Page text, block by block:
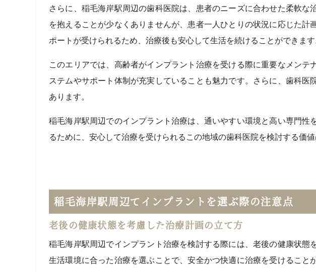
さらに、稲毛海岸駅周辺の歯科医院は、患者のニーズに合わせた柔軟
を抱えることが少なくありませんが、患者一人ひとりの状況に応じた
ポートが受けられるため、治療後も安心して生活を続けることができます
このエリアでは、高齢者がインプラント治療を受ける際に重要なメン
ステムやサポート体制が充実していることも魅力です。さらに、歯科
あります。
稲毛海岸駅周辺でのインプラント治療は、通いやすい環境と高い専門
るために、安心して治療を受けられるこの地域の歯科医院を検討する価値
稲毛海岸駅周辺でインプラントを選ぶ際の注意点
老後の健康状態を考慮した治療計画の立て方
稲毛海岸駅周辺でインプラント治療を検討する際には、老後の健康状
生活環境に合った治療を選ぶことで、安全かつ快適に治療を受けるこ